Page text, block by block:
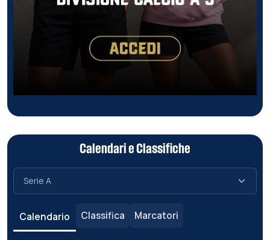
Calendari e Classifiche
Calendario Classifica Marcatori